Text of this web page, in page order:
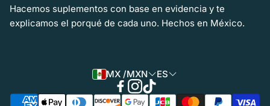
Aviso de COFEPRIS
Ingredientes
Hacemos suplementos con base en evidencia y te
explicamos el porqué de cada uno. Hechos en México.
MX /MXN ES